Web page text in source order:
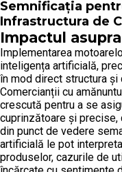
Semnificația
Infrastructura de
Impactul
Implementarea
inteligența artificială,
în mod direct structura
Comercianții cu
crescută pentru a se
cuprinzătoare și
din punct de vedere
artificială le pot
produselor, cazurile de